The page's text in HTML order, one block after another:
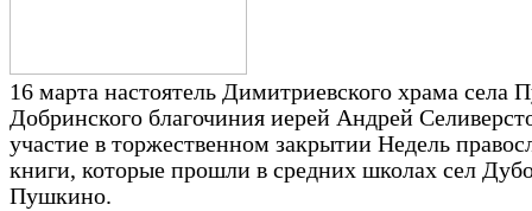
16 марта настоятель Димитриевского храма села
Добринского благочиния иерей Андрей
участие в торжественном закрытии Недель
книги, которые прошли в средних школах сел
Пушкино.